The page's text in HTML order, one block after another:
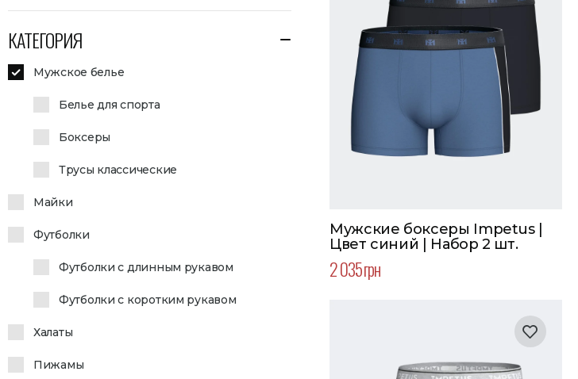
КАТЕГОРИЯ
Мужское белье
Белье для спорта
Боксеры
Трусы классические
Майки
Футболки
Футболки с длинным рукавом
Футболки с коротким рукавом
Халаты
Пижамы
Мужские боксеры Impetus |
Цвет синий | Набор 2 шт.
2 035 грн